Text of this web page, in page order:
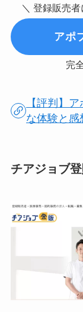
＼ 登録販売
アポ
完
【評判】
な体験と感
チアジョブ